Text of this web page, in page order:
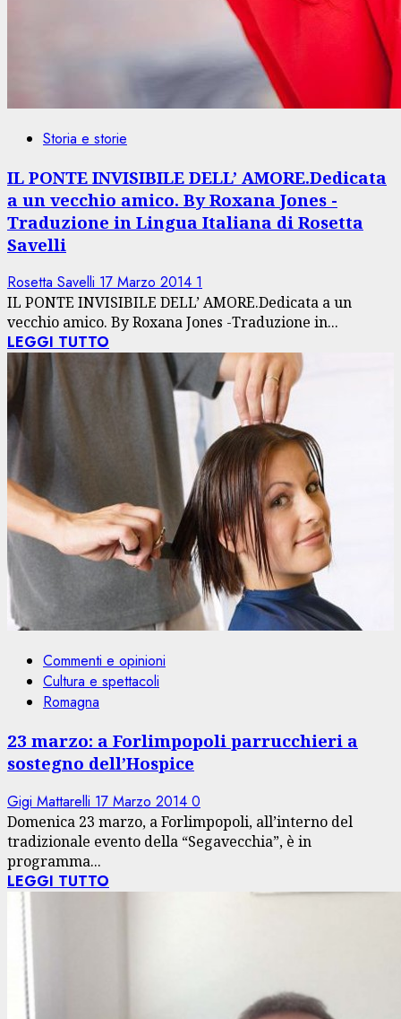
Storia e storie
IL PONTE INVISIBILE DELL’ AMORE.Dedicata
a un vecchio amico. By Roxana Jones -
Traduzione in Lingua Italiana di Rosetta
Savelli
Rosetta Savelli 17 Marzo 2014 1
IL PONTE INVISIBILE DELL’ AMORE.Dedicata a un
vecchio amico. By Roxana Jones -Traduzione in...
LEGGI TUTTO
Commenti e opinioni
Cultura e spettacoli
Romagna
23 marzo: a Forlimpopoli parrucchieri a
sostegno dell’Hospice
Gigi Mattarelli 17 Marzo 2014 0
Domenica 23 marzo, a Forlimpopoli, all’interno del
tradizionale evento della “Segavecchia”, è in
programma...
LEGGI TUTTO